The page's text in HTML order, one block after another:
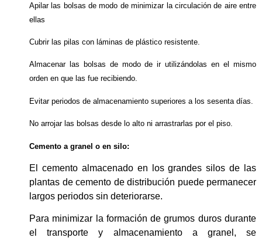
Apilar las bolsas de modo de minimizar la circulación de aire entre
ellas
Cubrir las pilas con láminas de plástico resistente.
Almacenar las bolsas de modo de ir utilizándolas en el mismo
orden en que las fue recibiendo.
Evitar periodos de almacenamiento superiores a los sesenta días.
No arrojar las bolsas desde lo alto ni arrastrarlas por el piso.
Cemento a granel o en silo:
El cemento almacenado en los grandes silos de las
plantas de cemento de distribución puede permanecer
largos periodos sin deteriorarse.
Para minimizar la formación de grumos duros durante
el transporte y almacenamiento a granel, se